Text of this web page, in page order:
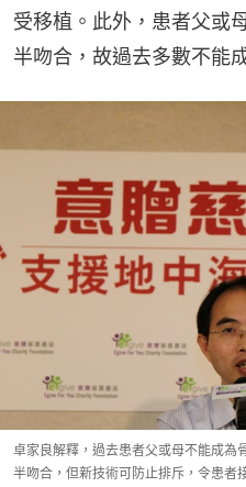
受移植。此外，患者父或
半吻合，故過去多數不能
卓家良解釋，過去患者父或母不能成為
半吻合，但新技術可防止排斥，令患者